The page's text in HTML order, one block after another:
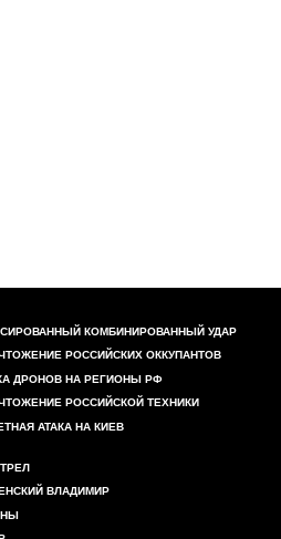
КОМБИНИРОВАННЫЙ УДАР
РОССИЙСКИХ ОККУПАНТОВ
ДРОНОВ НА РЕГИОНЫ РФ
РОССИЙСКОЙ ТЕХНИКИ
АТАКА НА КИЕВ
ВЛАДИМИР